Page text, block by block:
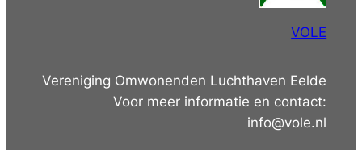
VOLE
Vereniging Omwonenden Luchthaven Eelde
Voor meer informatie en contact:
info@vole.nl